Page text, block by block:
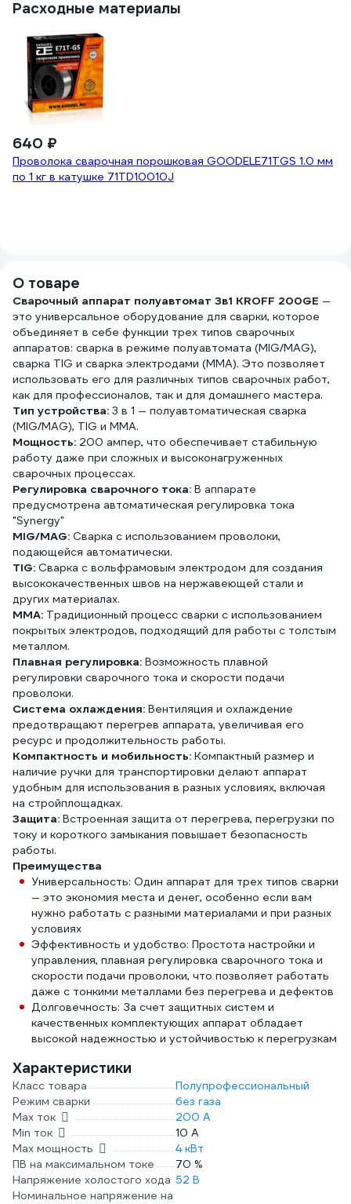
Расходные материалы
640 ₽
Проволока сварочная порошковая GOODELE71TGS 1.0 мм
по 1 кг в катушке 71TD10010J
О товаре
Сварочный аппарат полуавтомат 3в1 KROFF 200GE —
это универсальное оборудование для сварки, которое
объединяет в себе функции трех типов сварочных
аппаратов: сварка в режиме полуавтомата (MIG/MAG),
сварка TIG и сварка электродами (MMA). Это позволяет
использовать его для различных типов сварочных работ,
как для профессионалов, так и для домашнего мастера.
Тип устройства: 3 в 1 — полуавтоматическая сварка
(MIG/MAG), TIG и MMA.
Мощность: 200 ампер, что обеспечивает стабильную
работу даже при сложных и высоконагруженных
сварочных процессах.
Регулировка сварочного тока: В аппарате
предусмотрена автоматическая регулировка тока
"Synergy"
MIG/MAG: Сварка с использованием проволоки,
подающейся автоматически.
TIG: Сварка с вольфрамовым электродом для создания
высококачественных швов на нержавеющей стали и
других материалах.
MMA: Традиционный процесс сварки с использованием
покрытых электродов, подходящий для работы с толстым
металлом.
Плавная регулировка: Возможность плавной
регулировки сварочного тока и скорости подачи
проволоки.
Система охлаждения: Вентиляция и охлаждение
предотвращают перегрев аппарата, увеличивая его
ресурс и продолжительность работы.
Компактность и мобильность: Компактный размер и
наличие ручки для транспортировки делают аппарат
удобным для использования в разных условиях, включая
на стройплощадках.
Защита: Встроенная защита от перегрева, перегрузки по
току и короткого замыкания повышает безопасность
работы.
Преимущества
Универсальность: Один аппарат для трех типов сварки
— это экономия места и денег, особенно если вам
нужно работать с разными материалами и при разных
условиях
Эффективность и удобство: Простота настройки и
управления, плавная регулировка сварочного тока и
скорости подачи проволоки, что позволяет работать
даже с тонкими металлами без перегрева и дефектов
Долговечность: За счет защитных систем и
качественных комплектующих аппарат обладает
высокой надежностью и устойчивостью к перегрузкам
Характеристики
Класс товара
Полупрофессиональный
Режим сварки
без газа
Max ток
200 А
Min ток
10 А
Max мощность
4 кВт
ПВ на максимальном токе
70 %
Напряжение холостого хода 52 В
Номинальное напряжение на